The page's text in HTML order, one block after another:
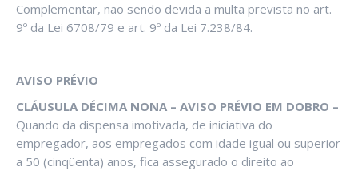
Complementar, não sendo devida a multa prevista no art.
9º da Lei 6708/79 e art. 9º da Lei 7.238/84.
AVISO PRÉVIO
CLÁUSULA DÉCIMA NONA – AVISO PRÉVIO EM DOBRO –
Quando da dispensa imotivada, de iniciativa do
empregador, aos empregados com idade igual ou superior
a 50 (cinqüenta) anos, fica assegurado o direito ao